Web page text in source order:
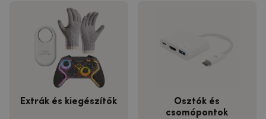
Extrák és kiegészítők
Osztók és
csomópontok